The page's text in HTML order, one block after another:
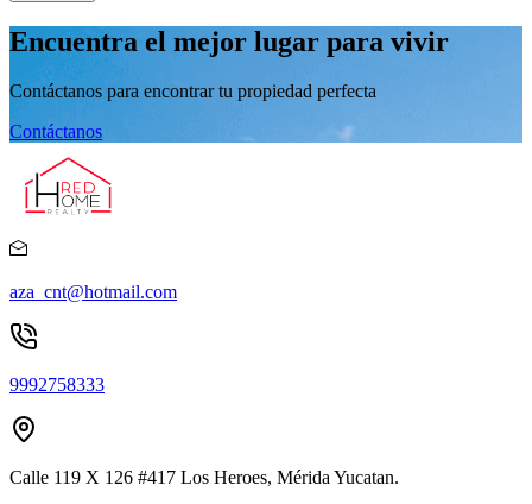
Encuentra el mejor lugar para vivir
Contáctanos para encontrar tu propiedad perfecta
Contáctanos
aza_cnt@hotmail.com
9992758333
Calle 119 X 126 #417 Los Heroes, Mérida Yucatan.